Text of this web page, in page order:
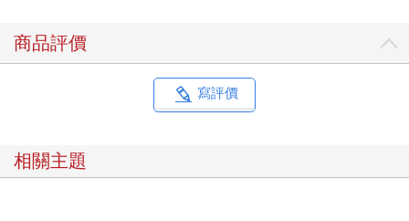
的，大限盤和流年盤是動態變化的。
許多紫微斗數的書中，從八字排出先天命盤後，直接就進行推斷
然有失偏頗。要全面掌握紫微斗數，對命盤本身也必須了解。這
樣可以明白為何命盤有十二個宮，各個宮表徵什麼含義。
人命運的人、事各種關係，並結合洛書和八卦設計了命盤中的十
二宮和諸多星曜。他根據洛書中的數（後天之數）2為坤卦，而坤
商品評價
寫評價
相關主題